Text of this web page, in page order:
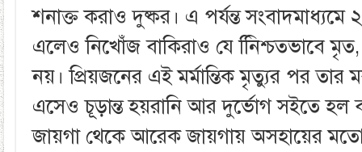
শনাক্ত করাও দুষ্কর। এ পর্যন্ত
এলেও নিখোঁজ বাকিরাও যে নিিশ্চতভাবে
নয়। প্রিয়জনের এই মর্মান্তিক মৃত্যুর পর তার
এসেও চূড়ান্ত হয়রানি আর দুর্ভোগ সইতে
জায়গা থেকে আরেক জায়গায় অসহায়ের